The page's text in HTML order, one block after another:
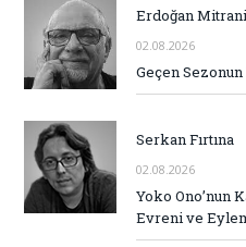
Erdoğan Mitrani
02.08.2026
Geçen
Serkan Fırtına
02.08.2026
Yoko Ono’nun
Evreni ve